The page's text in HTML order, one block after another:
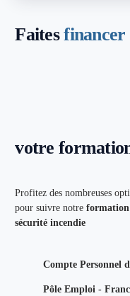
Faitesfinancer
votre
Profitez des nombreuses
pour suivre notre
sécurité incendie
Compte Personnel
Pôle Emploi -